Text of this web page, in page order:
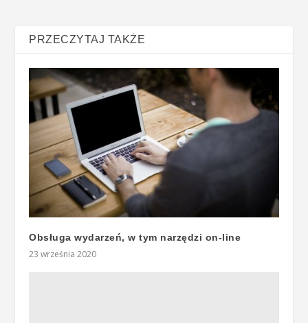
PRZECZYTAJ TAKŻE
Obsługa wydarzeń, w tym narzędzi on-line
23 września 2020